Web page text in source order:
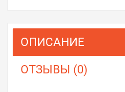
ОПИСАНИЕ
ОТЗЫВЫ (0)